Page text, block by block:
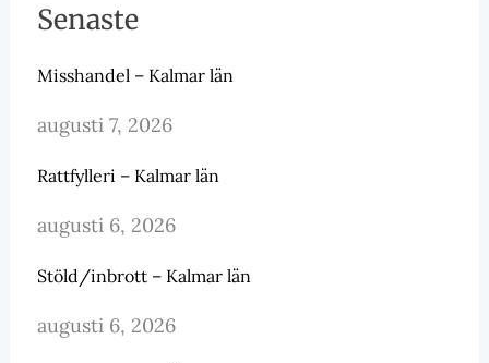
Senaste
Misshandel – Kalmar län
augusti 7, 2026
Rattfylleri – Kalmar län
augusti 6, 2026
Stöld/inbrott – Kalmar län
augusti 6, 2026